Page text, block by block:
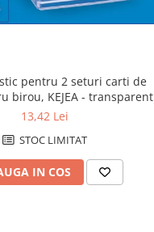
pentru 2 seturi carti de
birou, KEJEA - transparent
13,42 Lei
STOC LIMITAT
IN COS